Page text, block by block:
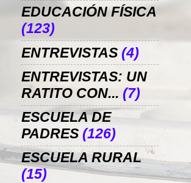
EDUCACIÓN FÍSICA
(123)
ENTREVISTAS (4)
ENTREVISTAS: UN
RATITO CON... (7)
ESCUELA DE
PADRES (126)
ESCUELA RURAL
(15)